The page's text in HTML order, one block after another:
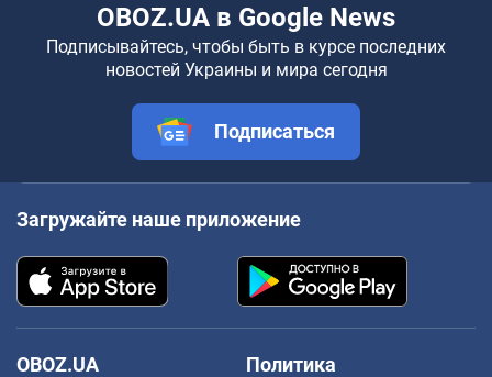
OBOZ.UA в Google News
Подписывайтесь, чтобы быть в курсе последних
новостей Украины и мира сегодня
Подписаться
Загружайте наше приложение
OBOZ.UA
Политика